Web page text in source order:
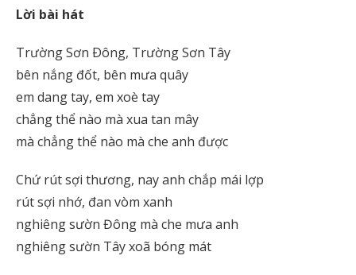
Lời bài hát
Trường Sơn Ðông, Trường Sơn Tây
bên nắng đốt, bên mưa quây
em dang tay, em xoè tay
chẳng thể nào mà xua tan mây
mà chẳng thể nào mà che anh được
Chứ rút sợi thương, nay anh chắp mái lợp
rút sợi nhớ, đan vòm xanh
nghiêng sườn Đông mà che mưa anh
nghiêng sườn Tây xoã bóng mát